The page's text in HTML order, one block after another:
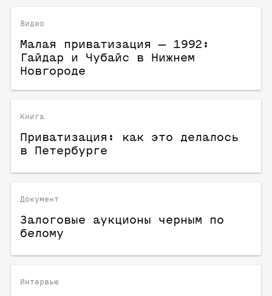
Видео
Малая приватизация — 1992:
Гайдар и Чубайс в Нижнем
Новгороде
Книга
Приватизация: как это делалось
в Петербурге
Документ
Залоговые аукционы черным по
белому
Интервью